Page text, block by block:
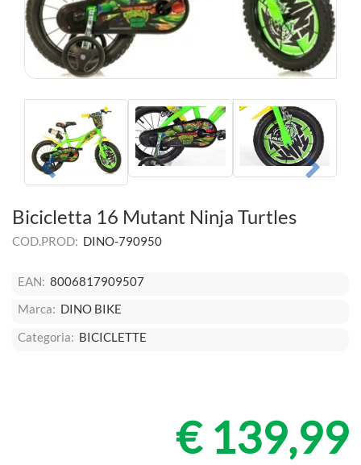
Bicicletta 16 Mutant Ninja Turtles
COD.PROD: DINO-790950
EAN: 8006817909507
Marca: DINO BIKE
Categoria: BICICLETTE
€ 139,99